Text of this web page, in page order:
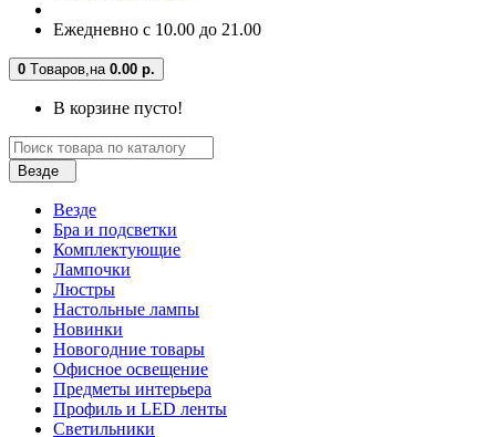
Ежедневно с 10.00 до 21.00
0 Tоваров,на 0.00 р.
В корзине пусто!
Везде
Везде
Бра и подсветки
Комплектующие
Лампочки
Люстры
Настольные лампы
Новинки
Новогодние товары
Офисное освещение
Предметы интерьера
Профиль и LED ленты
Светильники